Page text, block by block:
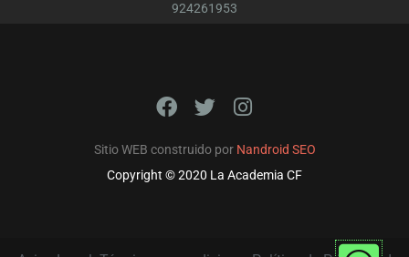
924261953
F
c
e
T
i
t
I
s
t
Sitio WEB construido por Nandroid SEO
Copyright © 2020 La Academia CF
lver